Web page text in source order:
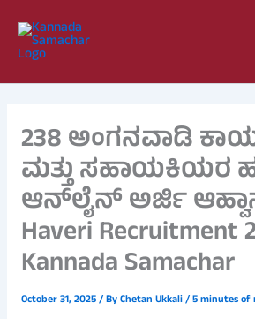
content
238 ಅಂಗನವಾಡಿ
ಮತ್ತು ಸಹಾಯಕಿಯರ
ಆನ್‌ಲೈನ್ ಅರ್ಜಿ ಆಹ್ವಾನ
Haveri Recruitment
Kannada Samachar
October 31, 2025/ ByChetan Ukkali/5 minutes of